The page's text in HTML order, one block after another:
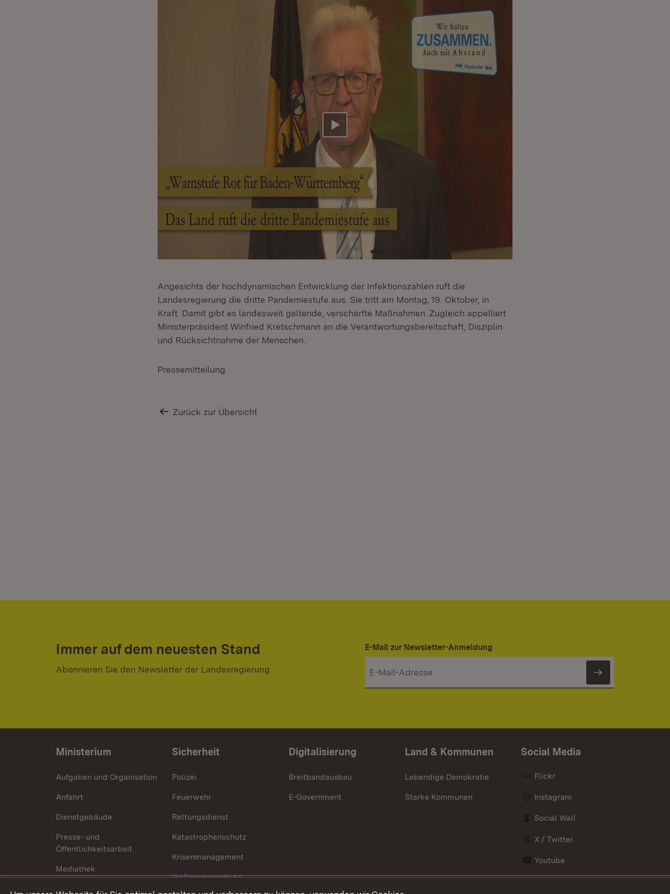
Video abspielen
Angesichts der hochdynamischen Entwicklung der Infektionszahlen ruft die
Landesregierung die dritte Pandemiestufe aus. Sie tritt am Montag, 19. Oktober, in
Kraft. Damit gibt es landesweit geltende, verschärfte Maßnahmen. Zugleich appelliert
Ministerpräsident Winfried Kretschmann an die Verantwortungsbereitschaft, Disziplin
und Rücksichtnahme der Menschen.
Pressemitteilung
Zurück zur Übersicht
Immer auf dem neuesten Stand
Abonnieren Sie den Newsletter der Landesregierung.
E-Mail zur Newsletter-Anmeldung
Newsletter
Ministerium
Aufgaben und Organisation
Anfahrt
Dienstgebäude
Presse- und
Öffentlichkeitsarbeit
Mediathek
Publikationen
Sicherheit
Polizei
Feuerwehr
Rettungsdienst
Katastrophenschutz
Krisenmanagement
Verfassungsschutz
Digitalisierung
Breitbandausbau
E-Government
Land & Kommunen
Lebendige Demokratie
Starke Kommunen
Social Media
Flickr
Instagram
Social Wall
X / Twitter
Youtube